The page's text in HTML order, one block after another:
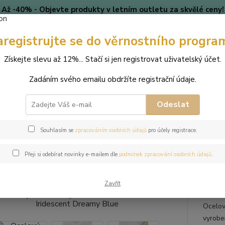
Až -40% - Objevte produkty v letním outletu za skvělé ceny!
🎄 VÁNOCE Blog
Hledat
(Po-
Ocelový náramek s perlou Button Swarovski -
náramek s perlou Button
se do věrnostního
Získejte slevu až 12%... Stačí si jen registrovat uživatelský účet.
Zadáním svého emailu obdržíte registrační údaje.
Odeslat
Souhlasím se zpracováním osobních údajůpro účely registrace.
Přeji si odebírat novinky e-mailem dle podmínek zpracování osobních údajů.
Zavřít